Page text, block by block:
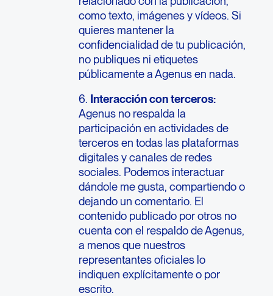
como texto, imágenes y vídeos. Si
quieres mantener la
confidencialidad de tu publicación,
no publiques ni etiquetes
públicamente a Agenus en nada.
6. Interacción con terceros:
Agenus no respalda la
participación en actividades de
terceros en todas las plataformas
digitales y canales de redes
sociales. Podemos interactuar
dándole me gusta, compartiendo o
dejando un comentario. El
contenido publicado por otros no
cuenta con el respaldo de Agenus,
a menos que nuestros
representantes oficiales lo
indiquen explícitamente o por
escrito.